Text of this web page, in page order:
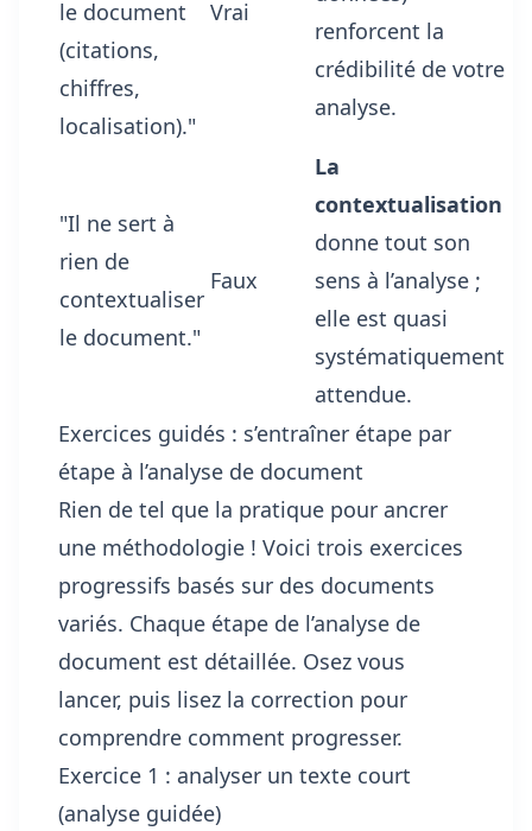
le document
(citations,
chiffres,
localisation)."
Vrai
renforcent la
crédibilité de votre
analyse.
"Il ne sert à
rien de
contextualiser
le document."
Faux
La
contextualisation
donne tout son
sens à l’analyse ;
elle est quasi
systématiquement
attendue.
Exercices guidés : s’entraîner étape par
étape à l’analyse de document
Rien de tel que la pratique pour ancrer
une méthodologie ! Voici trois exercices
progressifs basés sur des documents
variés. Chaque étape de l’analyse de
document est détaillée. Osez vous
lancer, puis lisez la correction pour
comprendre comment progresser.
Exercice 1 : analyser un texte court
(analyse guidée)